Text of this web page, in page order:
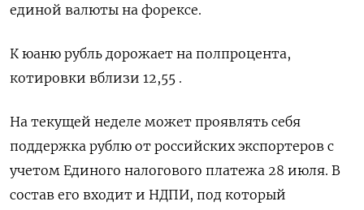
единой валюты на форексе.
К юаню рубль дорожает на полпроцента,
котировки вблизи 12,55 .
На текущей неделе может проявлять себя
поддержка рублю от российских экспортеров с
учетом Единого налогового платежа 28 июля. В
состав его входит и НДПИ, под который